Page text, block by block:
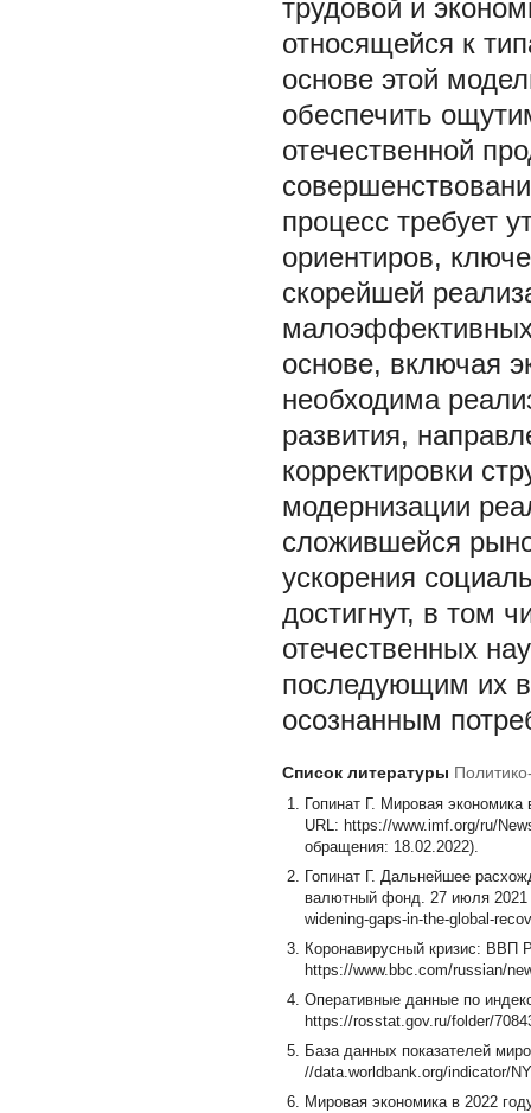
трудовой и
относящейся к
основе этой
обеспечить
отечественной
процесс требует
ориентиров,
скорейшей
малоэффективных
основе, включая
необходима
развития,
корректировки
модернизации
сложившейся
ускорения
достигнут, в том
отечественных
последующим их
осознанным
Список литературы
Гопинат Г. Мировая
URL: https://www.imf.org/ru/
обращения: 18.02.2022).
Гопинат Г. Дальнейшее
валютный фонд. 27 июля 2021
widening-gaps-in-the-global-
Коронавирусный кризис: ВВП
https://www.bbc.com/russian/
Оперативные данные по
https://rosstat.gov.ru/folder/
База данных показателей
//data.worldbank.org/indicator/
Мировая экономика в 2022